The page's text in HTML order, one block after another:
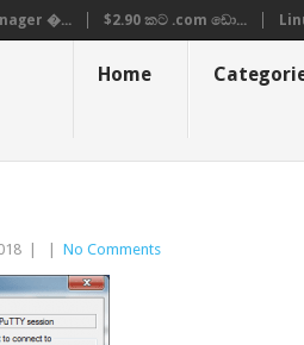
�... $2.90 කට .com ඩො...
Home
No Comments